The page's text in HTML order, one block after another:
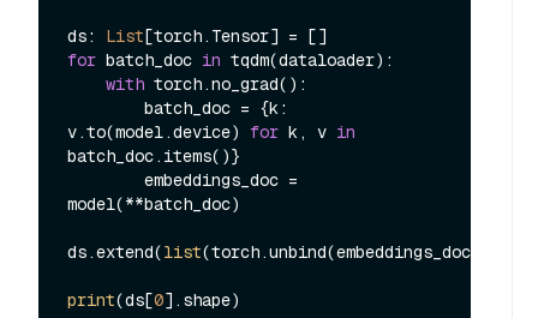
ds: List
for batch_doc in tqdm(dataloader):
with torch.no_grad():
v.to(model.device) for k, v in
batch_doc.items()}
model(**batch_doc)
ds.extend(list(torch.unbind(embeddings_doc.to(
print(ds[0